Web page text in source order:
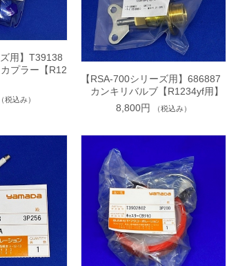
用】T39138
プラー【R12
（税込み）
【RSA-700シリーズ用】686887
カンキリバルブ【R1234yf用】
8,800円
（税込み）